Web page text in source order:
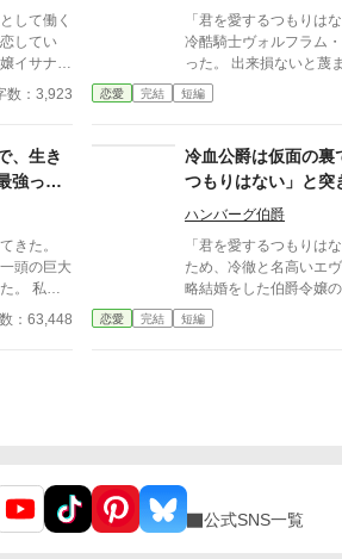
の暗い
が、ヒロ
まの物語
て、"あの日"の話にな
―わたしの知らない何
※二人にとっては、最
です。 ※ほの暗いホラ
と少しの切なさがあり
して働く
してい
イサナ
に店を去
追ってき
。 ※
数：3,923
「君を愛するつもりはない」 結婚初夜、帝
冷酷騎士ヴォルフラム
った。 出来損ないと蔑まれ、姉の代わりの生贄とし
て政略結婚に差し出さ
て、それはむしろ救い
役目を果たそうとした
ンを自らの銀髪と微弱
に立ちたい」という一心だった。
酷騎士の情緒が崩壊した。 「君は、自分の価値
かっていない」 開始一分で愛さない宣言は撤回。 無
自覚に自己評価が低い
強騎士が爆誕する。 以後、 寝室は強制統合 常時抱っ
こ移動 一秒ごとに更新
は容赦なし宣言 甘さ過多、独占欲過剰、愛情暴走
恋愛 完結 短編
、生き
強っぽ
きた。
頭の巨大
。 私を
る最強の
の世界
：63,448
冷血公爵は仮面の裏
つもりはない」と突
私への重すぎる贖罪
ハンバーグ伯爵
「君を愛するつもりはない」 没落寸前の実
ため、冷徹と名高いエ
略結婚をした伯爵令嬢
た事故で過去の記憶を
冷たい夫との偽りの夫
と、重すぎる愛の執着だった。 過去の罪
恋愛 完結 短編
公式SNS一覧